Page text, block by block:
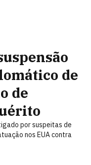
de
de
por suspeitas de
nos EUA contra